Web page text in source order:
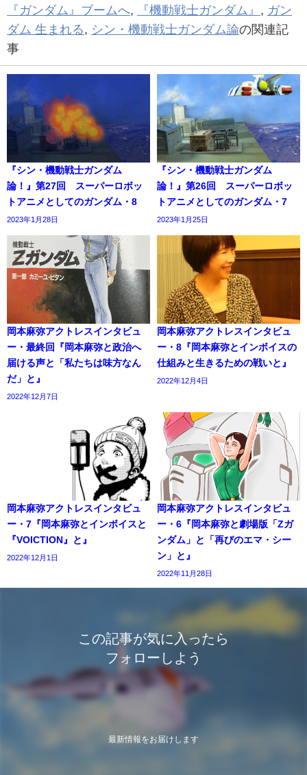
『ガンダム』ブームへ, 『機動戦士ガンダム』 , ガン
ダム 生まれる, シン・機動戦士ガンダム論の関連記
事
『シン・機動戦士ガンダム
論！』第27回 スーパーロボッ
トアニメとしてのガンダム・8
2023年1月28日
『シン・機動戦士ガンダム
論！』第26回 スーパーロボッ
トアニメとしてのガンダム・7
2023年1月25日
岡本麻弥アクトレスインタビュ
ー・最終回『岡本麻弥と政治へ
届ける声と「私たちは味方なん
だ」と』
2022年12月7日
岡本麻弥アクトレスインタビュ
ー・8『岡本麻弥とインボイスの
仕組みと生きるための戦いと』
2022年12月4日
岡本麻弥アクトレスインタビュ
ー・7『岡本麻弥とインボイスと
『VOICTION』と』
2022年12月1日
岡本麻弥アクトレスインタビュ
ー・6『岡本麻弥と劇場版「Zガ
ンダム」と「再びのエマ・シー
ン」と』
2022年11月28日
この記事が気に入ったら
フォローしよう
最新情報をお届けします